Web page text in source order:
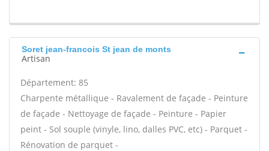
Soret jean-francois St jean de monts
Artisan
Département: 85
Charpente métallique - Ravalement de façade - Peinture
de façade - Nettoyage de façade - Peinture - Papier
peint - Sol souple (vinyle, lino, dalles PVC, etc) - Parquet -
Rénovation de parquet -